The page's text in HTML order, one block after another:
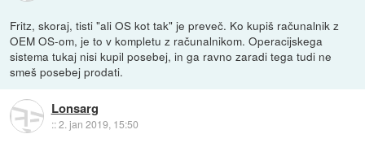
Fritz, skoraj, tisti "ali OS kot tak" je preveč. Ko kupiš računalnik z
OEM OS-om, je to v kompletu z računalnikom. Operacijskega
sistema tukaj nisi kupil posebej, in ga ravno zaradi tega tudi ne
smeš posebej prodati.
Lonsarg
::2. jan 2019, 15:50